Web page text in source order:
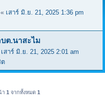
« เสาร์ มิ.ย. 21, 2025 1:36 pm
ต.นาสะไม
เสาร์ มิ.ย. 21, 2025 2:01 am
ต
า 1 จากทั้งหมด 1